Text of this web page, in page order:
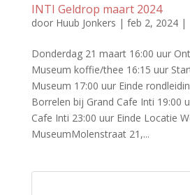
INTI Geldrop maart 2024
door Huub Jonkers | feb 2, 2024|
Donderdag 21 maart 16:00 uur
Museum koffie/thee 16:15 uur
Museum 17:00 uur Einde
Borrelen bij Grand Cafe Inti 19:00
Cafe Inti 23:00 uur Einde Locatie
MuseumMolenstraat 21,...